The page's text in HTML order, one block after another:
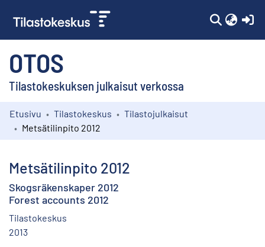
OTOS
Tilastokeskuksen julkaisut verkossa
Kokoelmat
Etusivu Tilastokeskus
Tilastojulkaisut
Metsätilinpito 2012
Metsätilinpito 2012
Skogsräkenskaper 2012
Forest accounts 2012
Tilastokeskus
2013